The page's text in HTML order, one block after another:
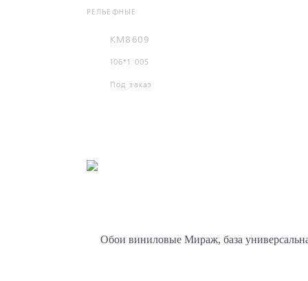
РЕЛЬЕФНЫЕ
KM8609
106*1 005
Под заказ